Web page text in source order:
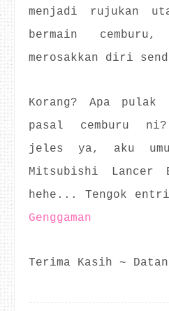
menjadi rujukan
bermain
merosakkan diri
Korang? Apa pulak
pasal cemburu
jeles ya, aku
Mitsubishi
hehe... Tengok
Genggaman
Terima Kasih ~